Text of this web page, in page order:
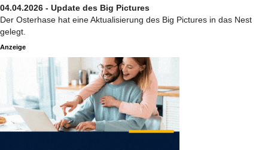
04.04.2026 - Update des Big Pictures
Der Osterhase hat eine Aktualisierung des Big Pictures in das Nest
gelegt.
Anzeige